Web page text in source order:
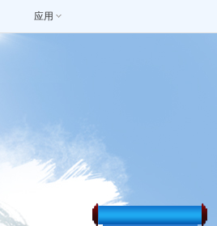
应用